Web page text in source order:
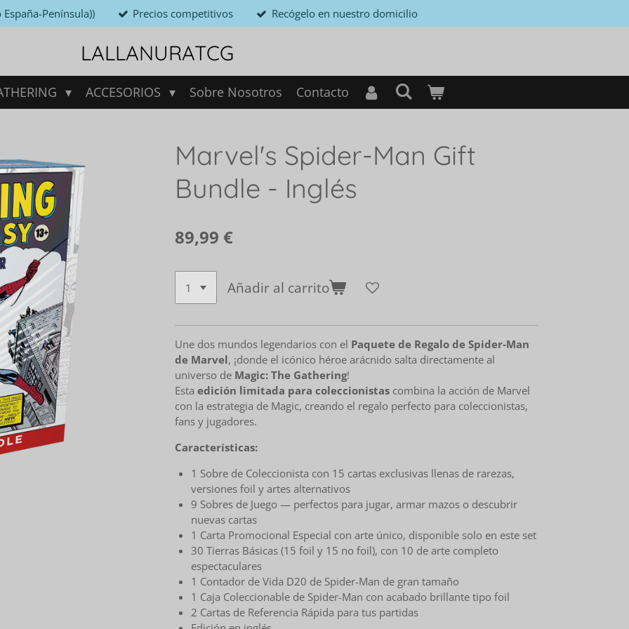
Península)) Precios competitivos Recógelo en nuestro domicilio
LALLANURATCG
ACCESORIOS Sobre Nosotros Contacto
Marvel's Spider-Man Gift
Bundle - Inglés
89,99 €
Añadir al carrito
Une dos mundos legendarios con el Paquete de Regalo de Spider-Man
de Marvel, ¡donde el icónico héroe arácnido salta directamente al
universo de Magic: The Gathering!
Esta edición limitada para coleccionistas combina la acción de Marvel
con la estrategia de Magic, creando el regalo perfecto para coleccionistas,
fans y jugadores.
Características:
1 Sobre de Coleccionista con 15 cartas exclusivas llenas de rarezas,
versiones foil y artes alternativos
9 Sobres de Juego — perfectos para jugar, armar mazos o descubrir
nuevas cartas
1 Carta Promocional Especial con arte único, disponible solo en este set
30 Tierras Básicas (15 foil y 15 no foil), con 10 de arte completo
espectaculares
1 Contador de Vida D20 de Spider-Man de gran tamaño
1 Caja Coleccionable de Spider-Man con acabado brillante tipo foil
2 Cartas de Referencia Rápida para tus partidas